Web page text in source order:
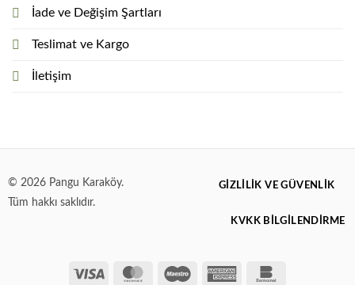
İade ve Değişim Şartları
Teslimat ve Kargo
İletişim
© 2026 Pangu Karaköy.
Tüm hakkı saklıdır.
Visa MasterCardMaestro American
GIZLILIK VE GÜVENLIK
KVKK BİLGİLENDİRME